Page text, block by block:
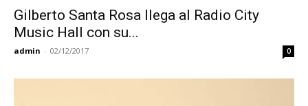
Gilberto Santa Rosa llega al Radio City
Music Hall con su...
admin - 02/12/2017 0